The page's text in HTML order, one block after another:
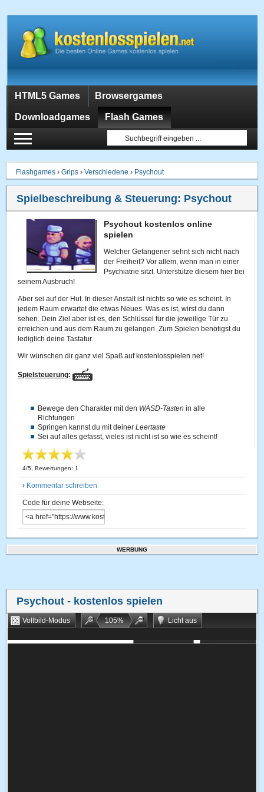
HTML5 Games Browsergames
Downloadgames Flash Games
Flashgames ›Grips ›Verschiedene › Psychout
Spielbeschreibung & Steuerung: Psychout
Psychout kostenlos online
spielen
Welcher Gefangener sehnt sich nicht nach
der Freiheit? Vor allem, wenn man in einer
Psychiatrie sitzt. Unterstütze diesem hier bei
seinem Ausbruch!
Aber sei auf der Hut. In dieser Anstalt ist nichts so wie es scheint. In
jedem Raum erwartet die etwas Neues. Was es ist, wirst du dann
sehen. Dein Ziel aber ist es, den Schlüssel für die jeweilige Tür zu
erreichen und aus dem Raum zu gelangen. Zum Spielen benötigst du
lediglich deine Tastatur.
Wir wünschen dir ganz viel Spaß auf kostenlosspielen.net!
Spielsteuerung:
Bewege den Charakter mit den WASD-Tasten in alle
Richtungen
Springen kannst du mit deinerLeertaste
Sei auf alles gefasst, vieles ist nicht ist so wie es scheint!
4/5 , Bewertungen: 1
› Kommentar schreiben
Code für deine Webseite:
WERBUNG
Psychout - kostenlos spielen
Vollbild-Modus 105%
Licht aus